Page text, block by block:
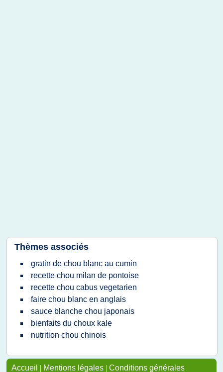
Thèmes associés
gratin de chou blanc au cumin
recette chou milan de pontoise
recette chou cabus vegetarien
faire chou blanc en anglais
sauce blanche chou japonais
bienfaits du choux kale
nutrition chou chinois
Accueil | Mentions légales | Conditions générales